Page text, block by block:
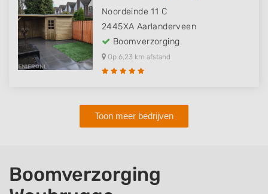
Noordeinde 11 C
2445XA Aarlanderveen
Boomverzorging
Op 6,23 km afstand
Toon meer bedrijven
Boomverzorging